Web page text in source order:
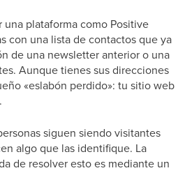
una plataforma como Positive
con una lista de contactos que ya
de una newsletter anterior o una
Aunque tienes sus direcciones
«eslabón perdido»: tu sitio web
siguen siendo visitantes
algo que las identifique. La
de resolver esto es mediante un